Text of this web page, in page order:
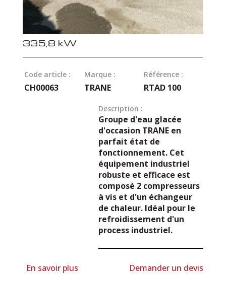
335,8 kW
Référence :
RTAD 100
Marque :
TRANE
Code article :
CH00063
Description :
Groupe d'eau glacée
d'occasion TRANE en
parfait état de
fonctionnement. Cet
équipement industriel
robuste et efficace est
composé 2 compresseurs
à vis et d'un échangeur
de chaleur. Idéal pour le
refroidissement d'un
process industriel.
En savoir plus Demander un devis